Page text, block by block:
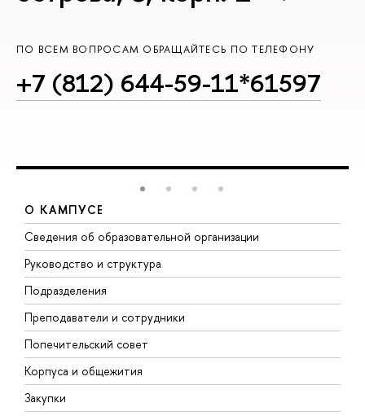
ПО ВСЕМ ВОПРОСАМ ОБРАЩАЙТЕСЬ ПО ТЕЛЕФОНУ
+7 (812) 644-59-11*61597
О КАМПУСЕ
Сведения об образовательной организации
Руководство и структура
Подразделения
Преподаватели и сотрудники
Попечительский совет
Корпуса и общежития
Закупки